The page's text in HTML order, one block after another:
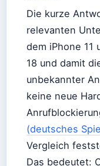
Die kurze
relevanten
dem iPhone 11
18 und damit
unbekannter
keine neue
(deutsches
Vergleich
Das bedeutet: